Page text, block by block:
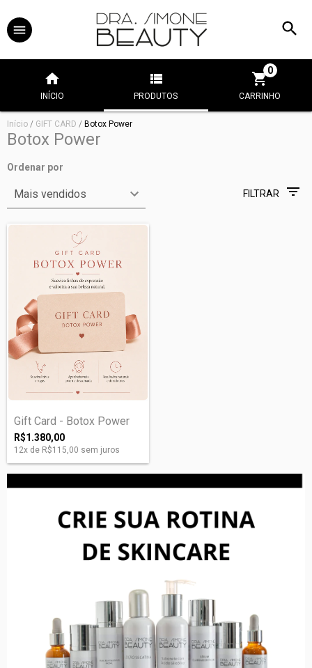
INÍCIO PRODUTOS CARRINHO
0
Início / GIFT CARD / Botox Power
Botox Power
Ordenar por
FILTRAR
Gift Card - Botox Power
R$1.380,00
12x de R$115,00 sem juros